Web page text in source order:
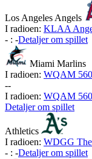
Los Angeles Angels
I radioen: KLAA
- : -Detaljer om spillet
Miami Marlins
I radioen: WQAM
--
I radioen: WQAM
Detaljer om spillet
Athletics
I radioen: WDGG
- : -Detaljer om spillet